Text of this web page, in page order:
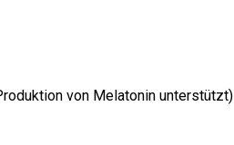
von Melatonin unterstützt)